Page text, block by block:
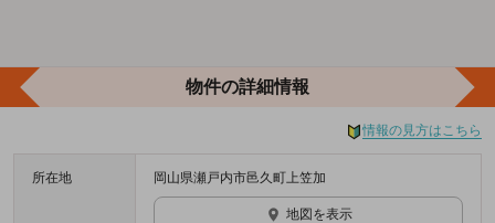
物件の詳細情報
情報の見方はこちら
所在地 岡山県瀬戸内市邑久町上笠加
地図を表示